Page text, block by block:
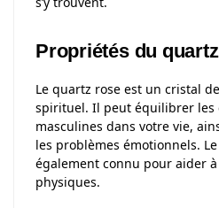
Propriétés du
Le quartz rose est un cristal
spirituel. Il peut équilibrer les
masculines dans votre vie,
les problèmes émotionnels.
également connu pour aider
physiques.